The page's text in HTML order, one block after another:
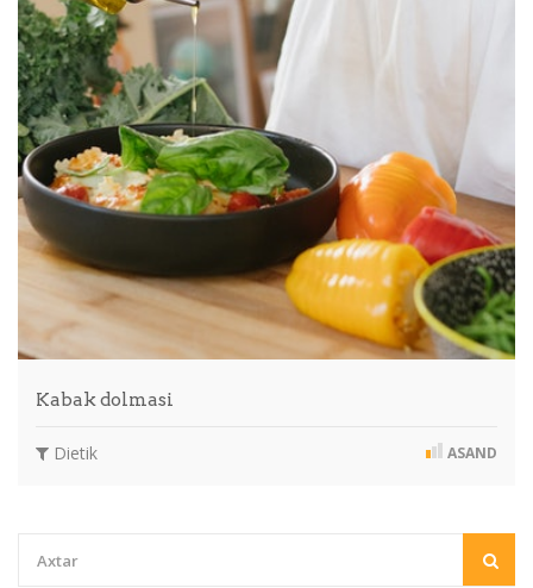
Kabak dolmasi
Dietik ASAND